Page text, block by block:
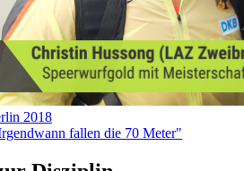
2018
fallen die 70 Meter"